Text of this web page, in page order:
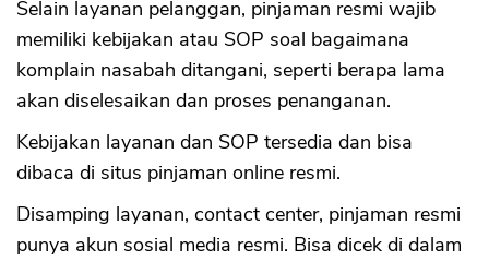
Selain layanan pelanggan, pinjaman resmi wajib
memiliki kebijakan atau SOP soal bagaimana
komplain nasabah ditangani, seperti berapa lama
akan diselesaikan dan proses penanganan.
Kebijakan layanan dan SOP tersedia dan bisa
dibaca di situs pinjaman online resmi.
Disamping layanan, contact center, pinjaman resmi
punya akun sosial media resmi. Bisa dicek di dalam